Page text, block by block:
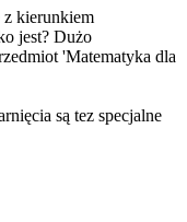
z kierunkiem
jest? Dużo
'Matematyka dla
są tez specjalne